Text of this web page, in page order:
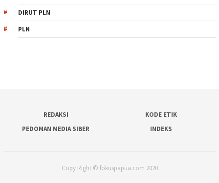
DIRUT PLN
PLN
REDAKSI
KODE ETIK
PEDOMAN MEDIA SIBER
INDEKS
Copy Right © fokuspapua.com 2020